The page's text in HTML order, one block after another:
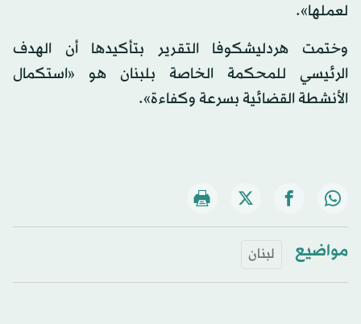
لعملها».
وختمت هردليشكوفا التقرير بتأكيدها أن الهدف
الرئيسي للمحكمة الخاصة بلبنان هو «استكمال
الأنشطة القضائية بسرعة وكفاءة».
مواضيع لبنان